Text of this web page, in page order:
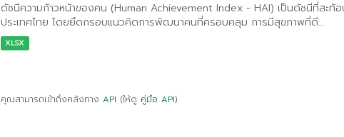
ดัชนีความก้าวหน้าของคน (Human Achievement Index - HAI) เป็นดัชนีที่สะท้
ประเทศไทย โดยยึดกรอบแนวคิดการพัฒนาคนที่ครอบคลุม การมีสุขภาพที่ดี...
XLSX
คุณสามารถเข้าถึงคลังทาง API (ให้ดู คู่มือ API).